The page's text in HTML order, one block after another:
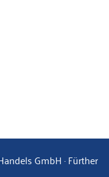
GmbH · Fürther